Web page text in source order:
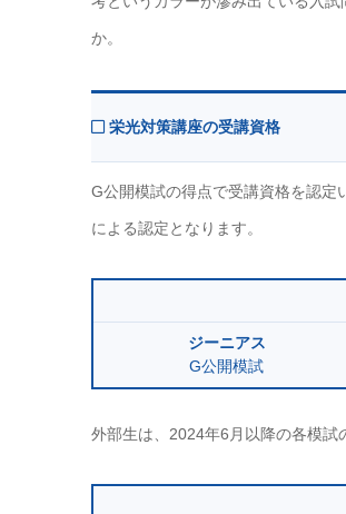
か。
栄光対策講座の受講資格
G公開模試の得点で受講資格を認定
による認定となります。
ジーニアス
G公開模試
外部生は、2024年6月以降の各模試